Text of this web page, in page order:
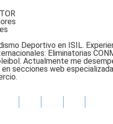
Deportivo en ISIL.
Eliminatorias
Actualmente me
en secciones web